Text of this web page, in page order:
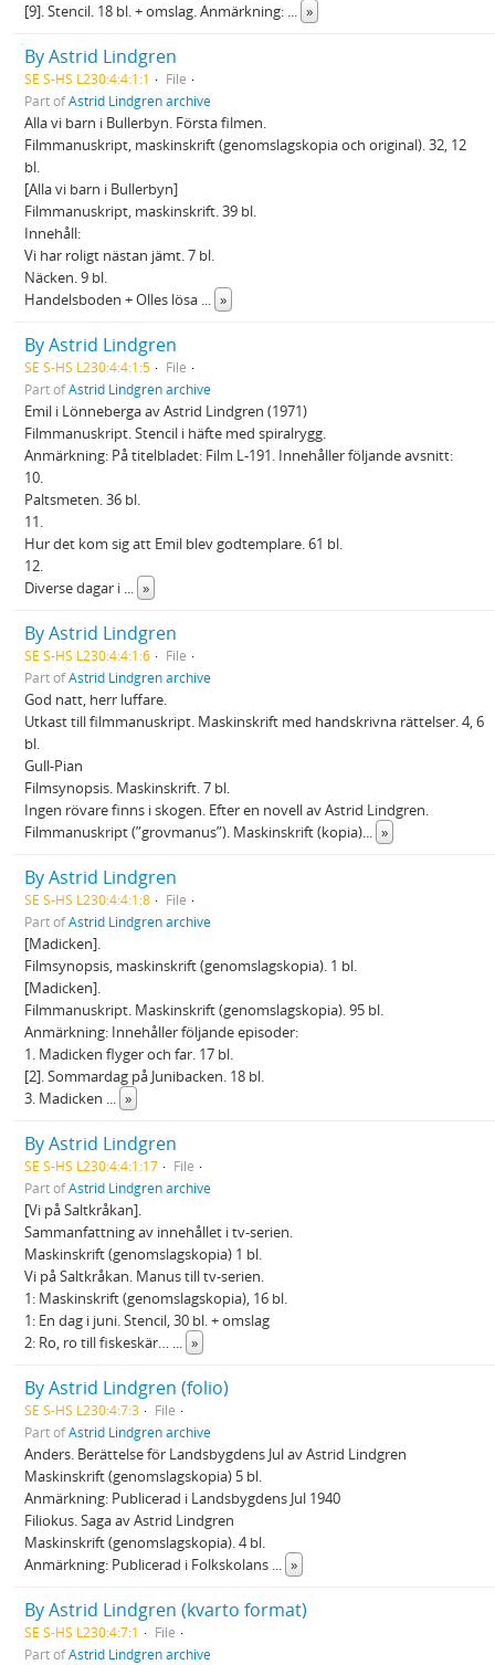
[9]. Stencil. 18 bl. + omslag. Anmärkning: ... »
By Astrid Lindgren
SE S-HS L230:4:4:1:1
File
Part ofAstrid Lindgren archive
Alla vi barn i Bullerbyn. Första filmen.
Filmmanuskript, maskinskrift (genomslagskopia och original). 32, 12
bl.
[Alla vi barn i Bullerbyn]
Filmmanuskript, maskinskrift. 39 bl.
Innehåll:
Vi har roligt nästan jämt. 7 bl.
Näcken. 9 bl.
Handelsboden + Olles lösa ... »
By Astrid Lindgren
SE S-HS L230:4:4:1:5
File
Part ofAstrid Lindgren archive
Emil i Lönneberga av Astrid Lindgren (1971)
Filmmanuskript. Stencil i häfte med spiralrygg.
Anmärkning: På titelbladet: Film L-191. Innehåller följande avsnitt:
10.
Paltsmeten. 36 bl.
11.
Hur det kom sig att Emil blev godtemplare. 61 bl.
12.
Diverse dagar i ... »
By Astrid Lindgren
SE S-HS L230:4:4:1:6
File
Part ofAstrid Lindgren archive
God natt, herr luffare.
Utkast till filmmanuskript. Maskinskrift med handskrivna rättelser. 4, 6
bl.
Gull-Pian
Filmsynopsis. Maskinskrift. 7 bl.
Ingen rövare finns i skogen. Efter en novell av Astrid Lindgren.
Filmmanuskript (”grovmanus”). Maskinskrift (kopia)... »
By Astrid Lindgren
SE S-HS L230:4:4:1:8
File
Part ofAstrid Lindgren archive
[Madicken].
Filmsynopsis, maskinskrift (genomslagskopia). 1 bl.
[Madicken].
Filmmanuskript. Maskinskrift (genomslagskopia). 95 bl.
Anmärkning: Innehåller följande episoder:
1. Madicken flyger och far. 17 bl.
[2]. Sommardag på Junibacken. 18 bl.
3. Madicken ... »
By Astrid Lindgren
SE S-HS L230:4:4:1:17
File
Part ofAstrid Lindgren archive
[Vi på Saltkråkan].
Sammanfattning av innehållet i tv-serien.
Maskinskrift (genomslagskopia) 1 bl.
Vi på Saltkråkan. Manus till tv-serien.
1: Maskinskrift (genomslagskopia), 16 bl.
1: En dag i juni. Stencil, 30 bl. + omslag
2: Ro, ro till fiskeskär… ... »
By Astrid Lindgren (folio)
SE S-HS L230:4:7:3
File
Part ofAstrid Lindgren archive
Anders. Berättelse för Landsbygdens Jul av Astrid Lindgren
Maskinskrift (genomslagskopia) 5 bl.
Anmärkning: Publicerad i Landsbygdens Jul 1940
Filiokus. Saga av Astrid Lindgren
Maskinskrift (genomslagskopia). 4 bl.
Anmärkning: Publicerad i Folkskolans ... »
By Astrid Lindgren (kvarto format)
SE S-HS L230:4:7:1
File
Part ofAstrid Lindgren archive